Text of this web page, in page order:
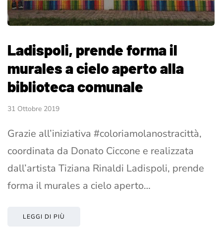
Ladispoli, prende forma il
murales a cielo aperto alla
biblioteca comunale
31 Ottobre 2019
Grazie all’iniziativa #coloriamolanostracittà,
coordinata da Donato Ciccone e realizzata
dall’artista Tiziana Rinaldi Ladispoli, prende
forma il murales a cielo aperto…
LEGGI DI PIÙ